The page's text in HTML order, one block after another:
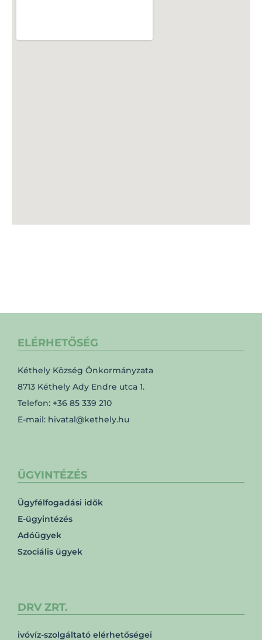
ELÉRHETŐSÉG
Kéthely Község Önkormányzata
8713 Kéthely Ady Endre utca 1.
Telefon: +36 85 339 210
E-mail: hivatal@kethely.hu
ÜGYINTÉZÉS
Ügyfélfogadási idők
E-ügyintézés
Adóügyek
Szociális ügyek
DRV ZRT.
ivóvíz-szolgáltató elérhetőségei